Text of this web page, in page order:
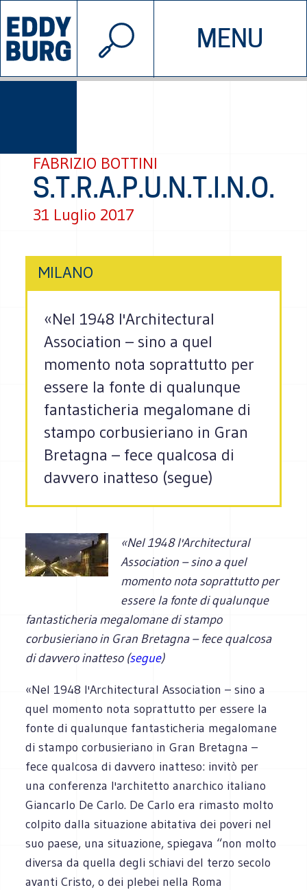
MENU
INIZIATIVE CHI SIAMO
© 2026 EDDYBURG
FABRIZIO BOTTINI
S.T.R.A.P.U.N.T.I.N.O.
31 Luglio 2017
MILANO
«Nel 1948 l'Architectural
Association – sino a quel
momento nota soprattutto per
essere la fonte di qualunque
fantasticheria megalomane di
stampo corbusieriano in Gran
Bretagna – fece qualcosa di
davvero inatteso (segue)
«Nel 1948 l'Architectural
Association – sino a quel
momento nota soprattutto per
essere la fonte di qualunque
fantasticheria megalomane di stampo
corbusieriano in Gran Bretagna – fece qualcosa
di davvero inatteso (segue)
«Nel 1948 l'Architectural Association – sino a
quel momento nota soprattutto per essere la
fonte di qualunque fantasticheria megalomane
di stampo corbusieriano in Gran Bretagna –
fece qualcosa di davvero inatteso: invitò per
una conferenza l'architetto anarchico italiano
Giancarlo De Carlo. De Carlo era rimasto molto
colpito dalla situazione abitativa dei poveri nel
suo paese, una situazione, spiegava “non molto
diversa da quella degli schiavi del terzo secolo
avanti Cristo, o dei plebei nella Roma